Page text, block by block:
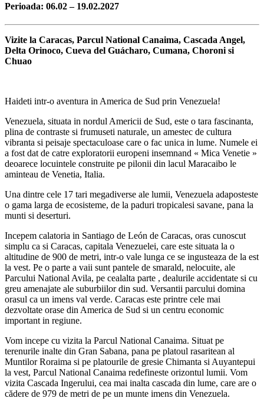
Perioada: 06.02 – 19.02.2027
Vizite la Caracas, Parcul National Canaima, Cascada Angel,
Delta Orinoco, Cueva del Guácharo, Cumana, Choroni si
Chuao
Haideti intr-o aventura in America de Sud prin Venezuela!
Venezuela, situata in nordul Americii de Sud, este o tara fascinanta,
plina de contraste si frumuseti naturale, un amestec de cultura
vibranta si peisaje spectaculoase care o fac unica in lume. Numele ei
a fost dat de catre exploratorii europeni insemnand « Mica Venetie »
deoarece locuintele construite pe pilonii din lacul Maracaibo le
aminteau de Venetia, Italia.
Una dintre cele 17 tari megadiverse ale lumii, Venezuela adaposteste
o gama larga de ecosisteme, de la paduri tropicalesi savane, pana la
munti si deserturi.
Incepem calatoria in Santiago de León de Caracas, oras cunoscut
simplu ca si Caracas, capitala Venezuelei, care este situata la o
altitudine de 900 de metri, intr-o vale lunga ce se ingusteaza de la est
la vest. Pe o parte a vaii sunt pantele de smarald, nelocuite, ale
Parcului National Avila, pe cealalta parte , dealurile accidentate si cu
greu amenajate ale suburbiilor din sud. Versantii parcului domina
orasul ca un imens val verde. Caracas este printre cele mai
dezvoltate orase din America de Sud si un centru economic
important in regiune.
Vom incepe cu vizita la Parcul National Canaima. Situat pe
terenurile inalte din Gran Sabana, pana pe platoul rasaritean al
Muntilor Roraima si pe platourile de gresie Chimanta si Auyantepui
la vest, Parcul National Canaima redefineste orizontul lumii. Vom
vizita Cascada Ingerului, cea mai inalta cascada din lume, care are o
cădere de 979 de metri de pe un munte imens din Venezuela.